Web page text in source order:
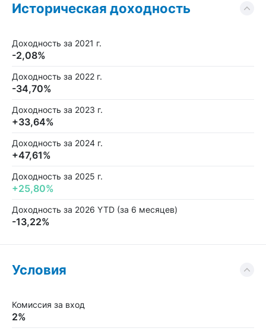
Историческая доходность
Доходность за 2021 г.
-2,08%
Доходность за 2022 г.
-34,70%
Доходность за 2023 г.
+33,64%
Доходность за 2024 г.
+47,61%
Доходность за 2025 г.
+25,80%
Доходность за 2026 YTD (за 6 месяцев)
-13,22%
Условия
Комиссия за вход
2%